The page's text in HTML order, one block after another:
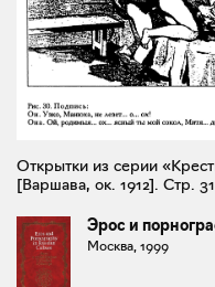
Открытки из серии
[Варшава, ок. 1912]. Стр.
Эрос и
Москва, 1999